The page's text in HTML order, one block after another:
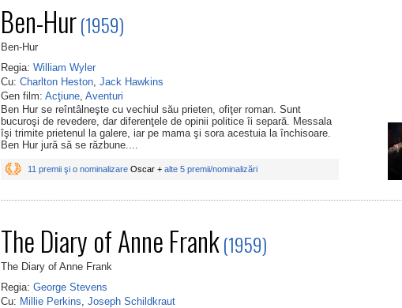
Ben-Hur(1959)
Ben-Hur
Regia: William Wyler
Cu: Charlton Heston, Jack Hawkins
Gen film: Acţiune, Aventuri
Ben Hur se reîntâlneşte cu vechiul său prieten, ofiţer roman. Sunt
bucuroşi de revedere, dar diferenţele de opinii politice îi separă. Messala
îşi trimite prietenul la galere, iar pe mama şi sora acestuia la închisoare.
Ben Hur jură să se răzbune....
11 premii şi o nominalizare Oscar + alte 5 premii/nominalizări
The Diary of Anne Frank(1959)
The Diary of Anne Frank
Regia: George Stevens
Cu: Millie Perkins, Joseph Schildkraut